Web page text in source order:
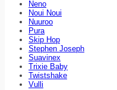
Neno
Noui Noui
Nuuroo
Pura
Skip Hop
Stephen Joseph
Suavinex
Trixie Baby
Twistshake
Vulli